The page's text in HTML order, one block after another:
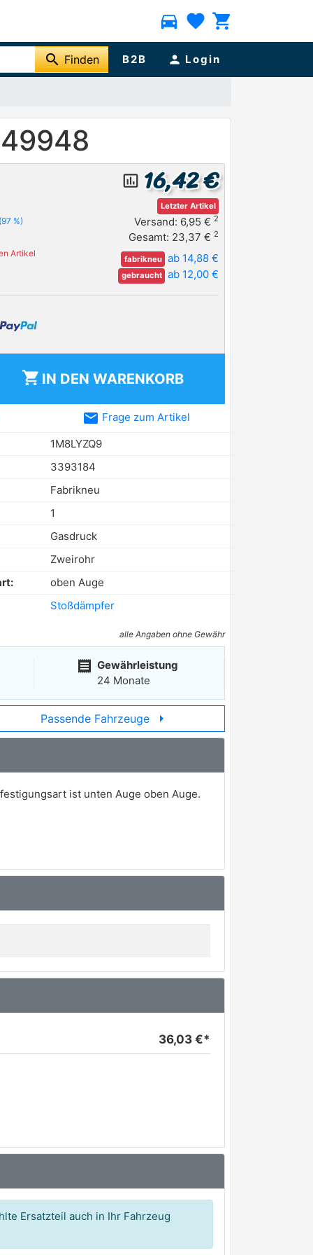
directions_car favorite shopping_cart
search Finden B2B person Login
(97 %)
Artikel
insert_chart_outlined 16,42 €
Letzter Artikel
Versand: 6,95 € 2
Gesamt: 23,37 € 2
fabrikneu ab 14,88 €
gebraucht ab 12,00 €
shopping_cart IN DEN WARENKORB
email Frage zum Artikel
1M8LYZQ9
3393184
Fabrikneu
1
Gasdruck
Zweirohr
oben Auge
Stoßdämpfer
alle Angaben ohne Gewähr
receipt Gewährleistung
24 Monate
Passende Fahrzeuge arrow_right
ist unten Auge oben Auge.
36,03 €*
Ersatzteil auch in Ihr Fahrzeug